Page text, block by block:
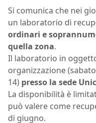
Si comunica che nei
un laboratorio di
ordinari e
quella zona.
Il laboratorio in
organizzazione
14) presso la sede
La disponibilità è
può valere come
di giugno.